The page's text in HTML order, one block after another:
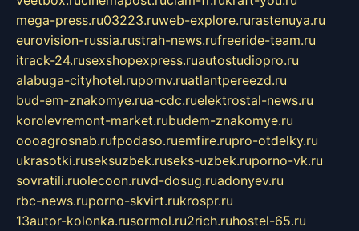
mega-press.ru03223.ruweb-explore.rurastenuya.ru
eurovision-russia.rustrah-news.rufreeride-team.ru
itrack-24.rusexshopexpress.ruautostudiopro.ru
alabuga-cityhotel.rupornv.ruatlantpereezd.ru
bud-em-znakomye.rua-cdc.ruelektrostal-news.ru
korolevremont-market.rubudem-znakomye.ru
oooagrosnab.rufpodaso.ruemfire.rupro-otdelky.ru
ukrasotki.ruseksuzbek.ruseks-uzbek.ruporno-vk.ru
sovratili.ruolecoon.ruvd-dosug.ruadonyev.ru
rbc-news.ruporno-skvirt.rukrospr.ru
13autor-kolonka.rusormol.ru2rich.ruhostel-65.ru